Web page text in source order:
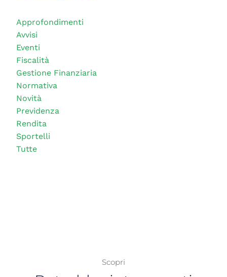
Approfondimenti
Avvisi
Eventi
Fiscalità
Gestione Finanziaria
Normativa
Novità
Previdenza
Rendita
Sportelli
Tutte
Scopri